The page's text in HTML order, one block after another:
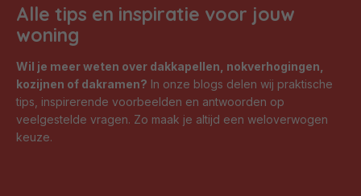
Alle tips en inspiratie voor jouw
woning
Wil je meer weten over dakkapellen, nokverhogingen,
kozijnen of dakramen? In onze blogs delen wij praktische
tips, inspirerende voorbeelden en antwoorden op
veelgestelde vragen. Zo maak je altijd een weloverwogen
keuze.